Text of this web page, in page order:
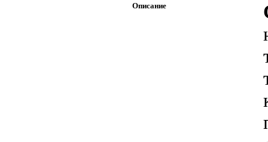
Описание